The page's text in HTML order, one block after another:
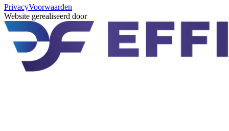
PrivacyVoorwaarden
Website gerealiseerd door